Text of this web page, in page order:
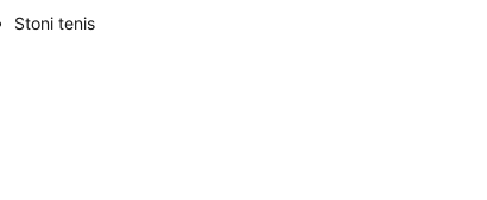
Stoni tenis